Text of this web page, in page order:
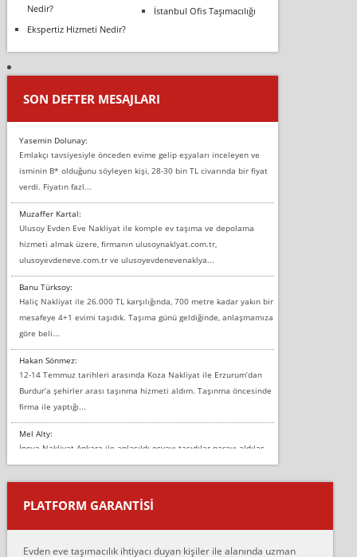
Nedir?
İstanbul Ofis Taşımacılığı
Ekspertiz Hizmeti Nedir?
SON DEFTER MESAJLARI
Yasemin Dolunay:
Emlakçı tavsiyesiyle önceden evime gelip eşyaları inceleyen ve
isminin B* olduğunu söyleyen kişi, 28-30 bin TL civarında bir fiyat
verdi. Fiyatın fazl...
Muzaffer Kartal:
Ulusoy Evden Eve Nakliyat ile komple ev taşıma ve depolama
hizmeti almak üzere, firmanın ulusoynaklyat.com.tr,
ulusoyevdeneve.com.tr ve ulusoyevdenevenaklya...
Banu Türksoy:
Haliç Nakliyat ile 26.000 TL karşılığında, 700 metre kadar yakın bir
mesafeye 4+1 evimi taşıdık. Taşıma günü geldiğinde, anlaşmamıza
göre beli...
Hakan Sönmez:
12-14 Temmuz tarihleri arasında Koza Nakliyat ile Erzurum’dan
Burdur’a şehirler arası taşınma hizmeti aldım. Taşınma öncesinde
firma ile yaptığı...
Mel Alty:
İnova Nakliyat Ankara ile anlaşıldı eşyayı taşıdılar parayı aldılar.
Salon duvarına bir baktım birisi boydan alüminyum renkli bantı
yapıştırm...
Murat:
çalıştıklarını, müş...
PLATFORM GARANTİSİ
Evden eve taşımacılık ihtiyacı duyan kişiler ile alanında uzman